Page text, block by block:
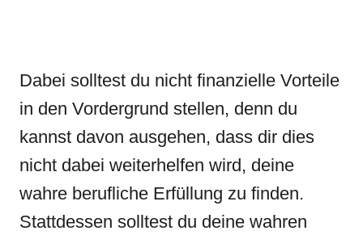
Dabei solltest du nicht finanzielle Vorteile
in den Vordergrund stellen, denn du
kannst davon ausgehen, dass dir dies
nicht dabei weiterhelfen wird, deine
wahre berufliche Erfüllung zu finden.
Stattdessen solltest du deine wahren